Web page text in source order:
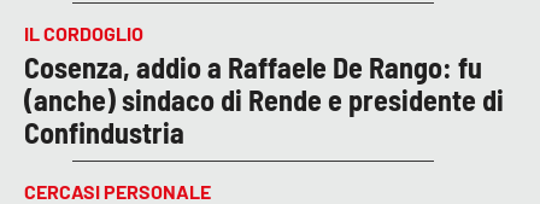
IL CORDOGLIO
Cosenza, addio a Raffaele De Rango: fu
(anche) sindaco di Rende e presidente di
Confindustria
CERCASI PERSONALE